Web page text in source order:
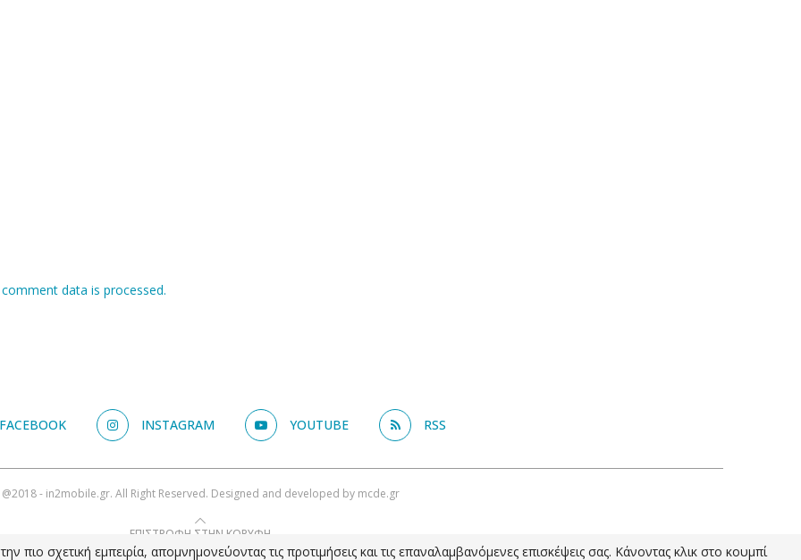
data is processed.
FACEBOOK INSTAGRAM YOUTUBE RSS
@2018 - in2mobile.gr. All Right Reserved. Designed and developed by mcde.gr
ΕΠΙΣΤΡΟΦΗ ΣΤΗΝ ΚΟΡΥΦΗ
σχετική εμπειρία, απομνημονεύοντας τις προτιμήσεις και τις επαναλαμβανόμενες επισκέψεις σας. Κάνοντας κλικ στο κουμπί